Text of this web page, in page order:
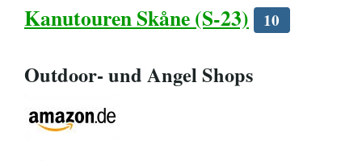
Outdoor- und Angel Shops
Kanutouren Skåne (S-23) 10